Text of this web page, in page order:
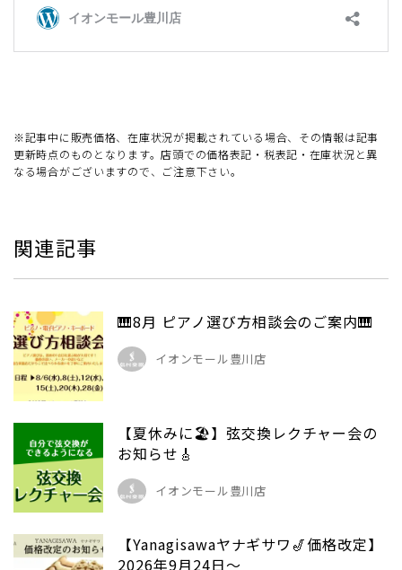
※記事中に販売価格、在庫状況が掲載されている場合、その情報は記事
更新時点のものとなります。店頭での価格表記・税表記・在庫状況と異
なる場合がございますので、ご注意下さい。
関連記事
🎹8月 ピアノ選び方相談会のご案内🎹
イオンモール豊川店
【夏休みに🏖️】弦交換レクチャー会の
お知らせ🎸
イオンモール豊川店
【Yanagisawaヤナギサワ🎷価格改定】
2026年9月24日～